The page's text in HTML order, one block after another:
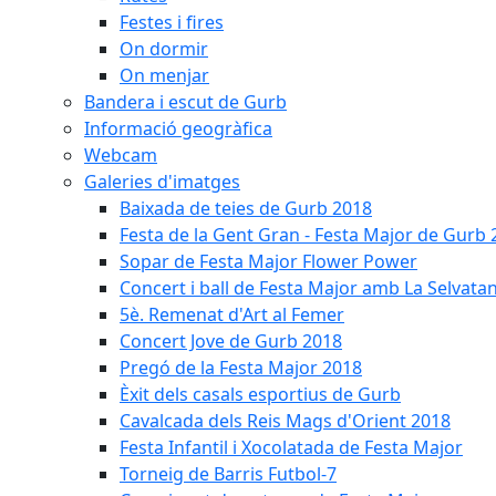
Festes i fires
On dormir
On menjar
Bandera i escut de Gurb
Informació geogràfica
Webcam
Galeries d'imatges
Baixada de teies de Gurb 2018
Festa de la Gent Gran - Festa Major de Gurb
Sopar de Festa Major Flower Power
Concert i ball de Festa Major amb La
5è. Remenat d'Art al Femer
Concert Jove de Gurb 2018
Pregó de la Festa Major 2018
Èxit dels casals esportius de Gurb
Cavalcada dels Reis Mags d'Orient 2018
Festa Infantil i Xocolatada de Festa Major
Torneig de Barris Futbol-7